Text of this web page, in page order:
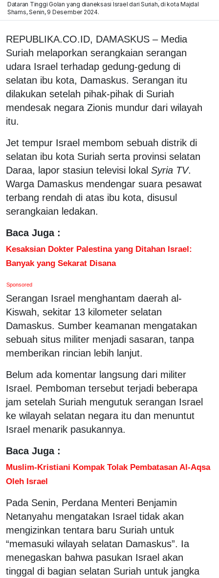
Dataran Tinggi Golan yang dianeksasi Israel dari Suriah, di kota Majdal
Shams, Senin, 9 Desember 2024.
REPUBLIKA.CO.ID, DAMASKUS – Media
Suriah melaporkan serangkaian serangan
udara Israel terhadap gedung-gedung di
selatan ibu kota, Damaskus. Serangan itu
dilakukan setelah pihak-pihak di Suriah
mendesak negara Zionis mundur dari wilayah
itu.
Jet tempur Israel membom sebuah distrik di
selatan ibu kota Suriah serta provinsi selatan
Daraa, lapor stasiun televisi lokal Syria TV.
Warga Damaskus mendengar suara pesawat
terbang rendah di atas ibu kota, disusul
serangkaian ledakan.
Baca Juga :
Kesaksian Dokter Palestina yang Ditahan Israel:
Banyak yang Sekarat Disana
Sponsored
Serangan Israel menghantam daerah al-
Kiswah, sekitar 13 kilometer selatan
Damaskus. Sumber keamanan mengatakan
sebuah situs militer menjadi sasaran, tanpa
memberikan rincian lebih lanjut.
Belum ada komentar langsung dari militer
Israel. Pemboman tersebut terjadi beberapa
jam setelah Suriah mengutuk serangan Israel
ke wilayah selatan negara itu dan menuntut
Israel menarik pasukannya.
Baca Juga :
Muslim-Kristiani Kompak Tolak Pembatasan Al-Aqsa
Oleh Israel
Pada Senin, Perdana Menteri Benjamin
Netanyahu mengatakan Israel tidak akan
mengizinkan tentara baru Suriah untuk
“memasuki wilayah selatan Damaskus”. Ia
menegaskan bahwa pasukan Israel akan
tinggal di bagian selatan Suriah untuk jangka